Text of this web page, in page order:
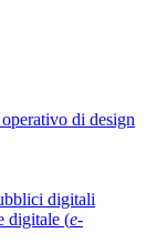
di design
digitali
digitale (e-